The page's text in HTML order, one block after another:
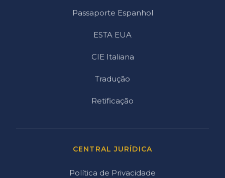
Passaporte Espanhol
ESTA EUA
CIE Italiana
Tradução
Retificação
CENTRAL JURÍDICA
Política de Privacidade